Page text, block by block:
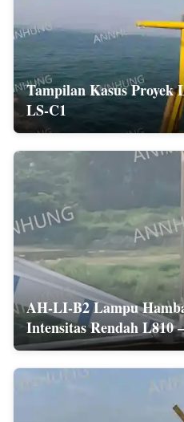
Tampilan Kasus Proyek
LS-C1
AH-LI-B2 Lampu
Intensitas Rendah